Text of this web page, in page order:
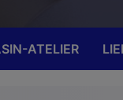
ATELIER